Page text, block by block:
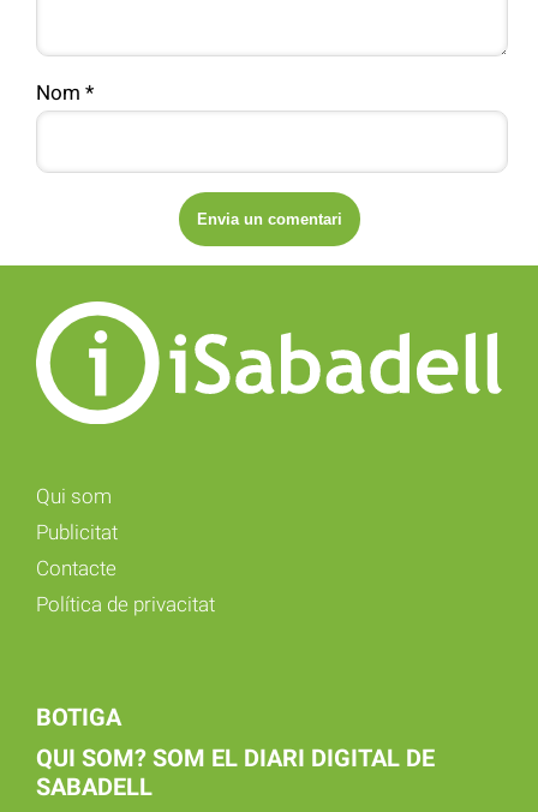
Nom *
Qui som
Publicitat
Contacte
Política de privacitat
BOTIGA
QUI SOM? SOM EL DIARI DIGITAL DE
SABADELL